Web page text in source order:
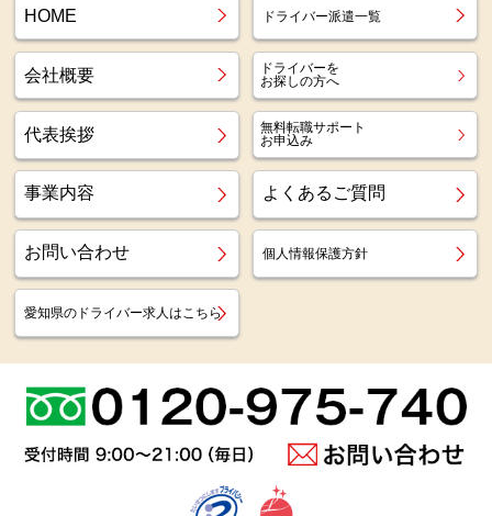
HOME ドライバー派遣一覧
会社概要
ドライバーを
お探しの方へ
代表挨拶
無料転職サポート
お申込み
事業内容 よくあるご質問
お問い合わせ 個人情報保護方針
愛知県のドライバー求人はこちら